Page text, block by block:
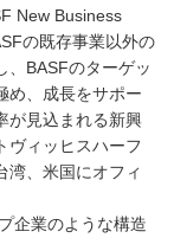
New Business
の既存事業以外の
、BASFのターゲッ
め、成長をサポー
が見込まれる新興
ヴィッヒスハーフ
湾、米国にオフィ
企業のような構造